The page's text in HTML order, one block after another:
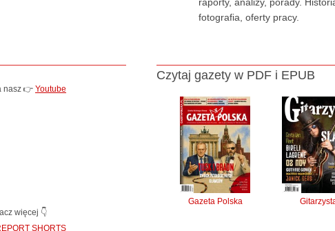
fotografia, oferty pracy.
nasz 👉 Youtube
więcej 👇
SHORTS
Czytaj gazety w PDF i EPUB
Gazeta Polska